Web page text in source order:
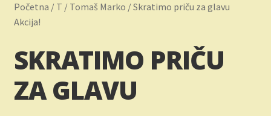
Korpa
Kupovina, isporuka i reklamacije
Moj nalog
Početna / T / Tomaš Marko /Skratimo priču za glavu
Akcija!
SKRATIMO PRIČU
ZA GLAVU